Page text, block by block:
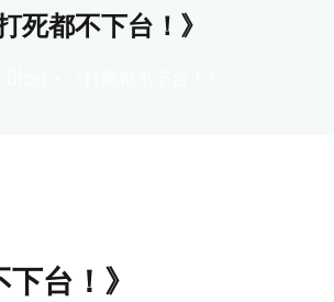
打死都不下台！》
下台！》
have an account? Sign up